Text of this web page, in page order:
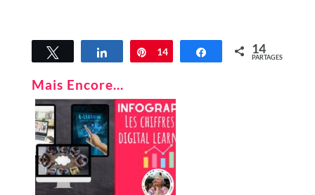
Tweetez Partagez Épingle
14 Partagez14
PARTAGES
Mais Encore...